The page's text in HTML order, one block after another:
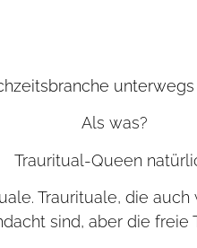
Als was?
Trauritual-Queen
Traurituale, die
sind, aber die freie